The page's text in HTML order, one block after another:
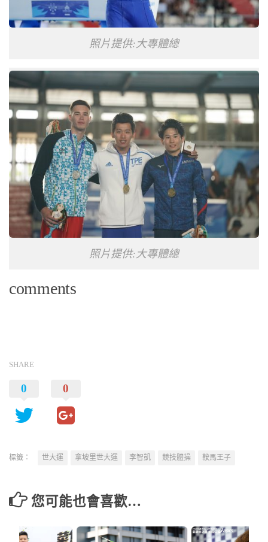
照片提供:大專體總
照片提供:大專體總
comments
SHARE
0 0
標籤： 世大運 拿坡里世大運 李智凱 競技體操 鞍馬王子
您可能也會喜歡…